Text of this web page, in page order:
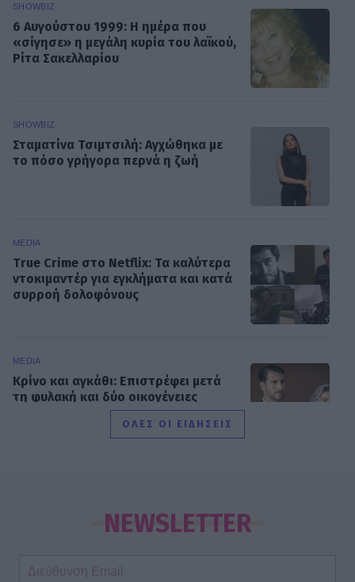
SHOWBIZ
6 Αυγούστου 1999: Η ημέρα που
«σίγησε» η μεγάλη κυρία του λαϊκού,
Ρίτα Σακελλαρίου
SHOWBIZ
Σταματίνα Τσιμτσιλή: Αγχώθηκα με
το πόσο γρήγορα περνά η ζωή
MEDIA
True Crime στο Netflix: Τα καλύτερα
ντοκιμαντέρ για εγκλήματα και κατά
συρροή δολοφόνους
MEDIA
Κρίνο και αγκάθι: Επιστρέφει μετά
τη φυλακή και δύο οικογένειες
μπαίνουν σε τροχιά σύγκρουσης
ακολουθούν με θεωρούν κορυφαία,
οι haters λογοτεχνικό σκουπίδι»
ΟΛΕΣ ΟΙ ΕΙΔΗΣΕΙΣ
NEWSLETTER